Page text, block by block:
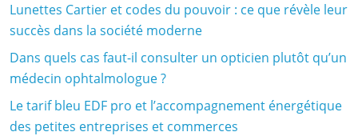
Lunettes Cartier et codes du pouvoir : ce que révèle leur
succès dans la société moderne
Dans quels cas faut-il consulter un opticien plutôt qu’un
médecin ophtalmologue ?
Le tarif bleu EDF pro et l’accompagnement énergétique
des petites entreprises et commerces